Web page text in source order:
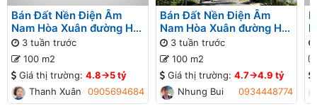
Bán Đất Nền Điện Âm
Nam Hòa Xuân đường Hói
Kiểng 8 B2-38 lô 1x - Gần
đường Nguyễn Phước Lan
3 tuần trước
100 m2
Giá thị trường: 4.8->5 tỷ
Thanh Xuân
0905694684
Bán Đất Nền Điện Âm
Nam Hòa Xuân đường Hói
Kiểng 8 B2-38 lô 1x - Gần
đường Nguyễn Phước Lan
3 tuần trước
100 m2
Giá thị trường: 4.7->4.9 tỷ
Nhung Bui
0934448774